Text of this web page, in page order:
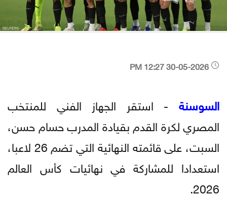
السوسنة - استقر الجهاز الفني للمنتخب
المصري لكرة القدم بقيادة المدرب حسام حسن،
السبت، على قائمته النهائية التي تضم 26 لاعبا،
استعدادا للمشاركة في نهائيات كأس العالم
2026.